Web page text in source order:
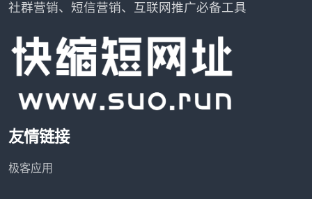
社群营销、短信营销、互联网推广必备工具
友情链接
极客应用